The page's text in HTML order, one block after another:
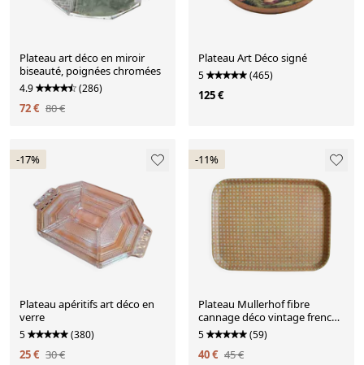
Plateau art déco en miroir
biseauté, poignées chromées
4.9 (286)
72 € 80 €
Plateau Art Déco signé
5 (465)
125 €
-17%
Plateau apéritifs art déco en
verre
5 (380)
25 € 30 €
-11%
Plateau Mullerhof fibre
cannage déco vintage french
fiberglass tray 70s
5 (59)
40 € 45 €